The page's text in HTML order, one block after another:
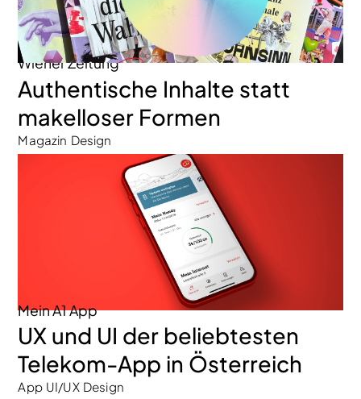
Wiener Zeitung
Authentische Inhalte statt
makelloser Formen
Magazin Design
Mein A1 App
UX und UI der beliebtesten
Telekom-App in Österreich
App UI/UX Design